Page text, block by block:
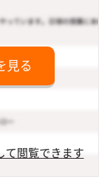
見る
て閲覧できます